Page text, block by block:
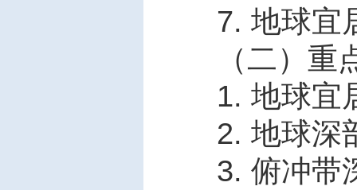
7. 地球宜
（二）
1. 地球宜
2. 地球深
3. 俯冲带